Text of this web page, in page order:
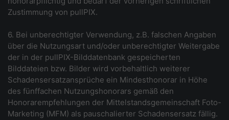
Zustimmung von pullPIX.
6. Bei unberechtigter Verwendung, z.B. falschen Angaben
über die Nutzungsart und/oder unberechtigter Weitergabe
der in der pullPIX-Bilddatenbank gespeicherten
Bilddateien bzw. Bilder wird vorbehaltlich weiterer
Schadensersatzansprüche ein Mindesthonorar in Höhe
des fünffachen Nutzungshonorars gemäß den
Honorarempfehlungen der Mittelstandsgemeinschaft Foto-
Marketing (MFM) als pauschalierter Schadensersatz fällig.